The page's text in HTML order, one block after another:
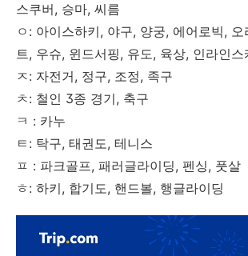
스쿠버, 승마, 씨름
ㅇ: 아이스하키, 야구, 양궁, 에어로빅,
트, 우슈, 윈드서핑, 유도, 육상, 인라인스
ㅈ: 자전거, 정구, 조정, 족구
ㅊ: 철인 3종 경기, 축구
ㅋ : 카누
ㅌ: 탁구, 태권도, 테니스
ㅍ : 파크골프, 패러글라이딩, 펜싱, 풋살
ㅎ: 하키, 합기도, 핸드볼, 행글라이딩